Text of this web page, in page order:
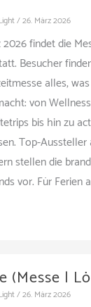
/26. März 2026
2026 findet die
Besucher
alles,
von
bis hin zu
Top-
stellen die
vor. Für Ferien
(Messe |
/26. März 2026